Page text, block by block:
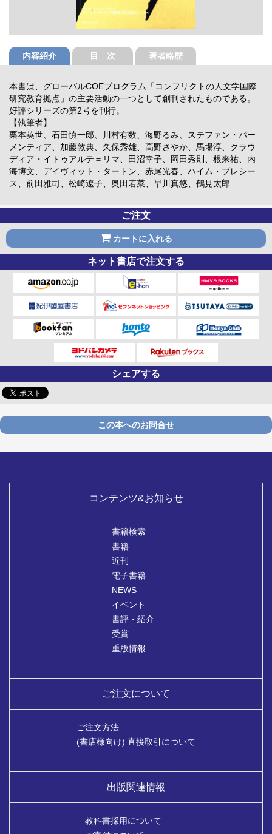
内容紹介 目 次 著者略歴
本書は、グローバルCOEプログラム「コンフリクトの人文学国際
研究教育拠点」の主要活動の一つとして創刊されたものである。
好評シリーズの第2号を刊行。
【執筆者】
栗本英世、石田慎一郎、川村有数、海野るみ、ステファン・パー
メンティア、加藤敦典、久保秀雄、高野さやか、馬場淳、クラウ
ディア・イトゥアルテ＝リマ、田沼幸子、岡田秀則、根来祐、内
海博文、デイヴィット・タートン、赤尾光春、ハイム・ブレシー
ス、前田雅司、松崎遼子、奥田若菜、早川真悠、鶴見太郎
ご注文
カートに入れる
ネット書店で注文する
シェアする
この本へのお問合せ
コンテンツ&お知らせ
書籍検索
書籍
近刊
電子書籍
NEWS
イベント
書評・紹介
受賞
重版情報
ご注文について
ご注文方法
(書店様向け) 直接取引について
出版関連情報
教科書採用について